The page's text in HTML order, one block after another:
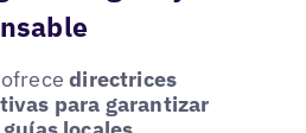
ofrecedirectrices
para garantizar